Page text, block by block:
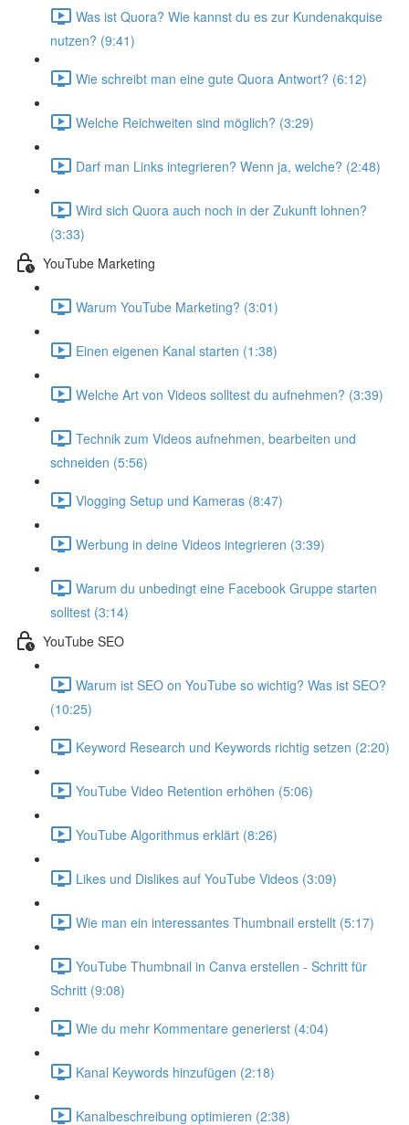
Was ist Quora? Wie kannst du es zur Kundenakquise
nutzen? (9:41)
Wie schreibt man eine gute Quora Antwort? (6:12)
Welche Reichweiten sind möglich? (3:29)
Darf man Links integrieren? Wenn ja, welche? (2:48)
Wird sich Quora auch noch in der Zukunft lohnen?
(3:33)
YouTube Marketing
Warum YouTube Marketing? (3:01)
Einen eigenen Kanal starten (1:38)
Welche Art von Videos solltest du aufnehmen? (3:39)
Technik zum Videos aufnehmen, bearbeiten und
schneiden (5:56)
Vlogging Setup und Kameras (8:47)
Werbung in deine Videos integrieren (3:39)
Warum du unbedingt eine Facebook Gruppe starten
solltest (3:14)
YouTube SEO
Warum ist SEO on YouTube so wichtig? Was ist SEO?
(10:25)
Keyword Research und Keywords richtig setzen (2:20)
YouTube Video Retention erhöhen (5:06)
YouTube Algorithmus erklärt (8:26)
Likes und Dislikes auf YouTube Videos (3:09)
Wie man ein interessantes Thumbnail erstellt (5:17)
YouTube Thumbnail in Canva erstellen - Schritt für
Schritt (9:08)
Wie du mehr Kommentare generierst (4:04)
Kanal Keywords hinzufügen (2:18)
Kanalbeschreibung optimieren (2:38)